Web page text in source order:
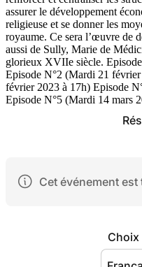
assurer le développement
religieuse et se donner les
royaume. Ce sera l’œuvre
aussi de Sully, Marie de
glorieux XVIIe siècle.
Episode N°2 (Mardi 21
février 2023 à 17h) Episode
Episode N°5 (Mardi 14 mars